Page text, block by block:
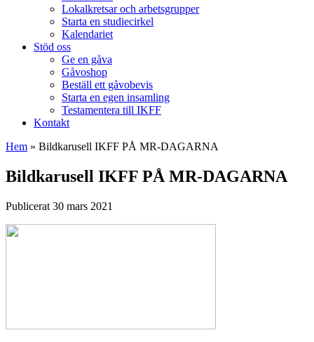
Lokalkretsar och arbetsgrupper
Starta en studiecirkel
Kalendariet
Stöd oss
Ge en gåva
Gåvoshop
Beställ ett gåvobevis
Starta en egen insamling
Testamentera till IKFF
Kontakt
Hem » Bildkarusell IKFF PÅ MR-DAGARNA
Bildkarusell IKFF PÅ MR-DAGARNA
Publicerat 30 mars 2021